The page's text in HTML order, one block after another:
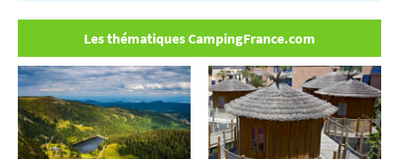
Les thématiques CampingFrance.com